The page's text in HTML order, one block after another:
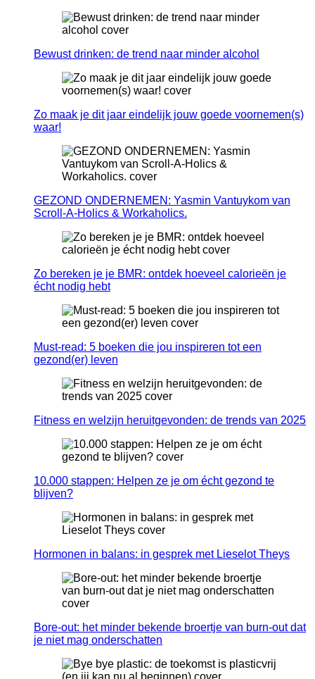
Bewust drinken: de trend naar minder alcohol
Zo maak je dit jaar eindelijk jouw goede voornemen(s)
waar!
GEZOND ONDERNEMEN: Yasmin Vantuykom van
Scroll-A-Holics & Workaholics.
Zo bereken je je BMR: ontdek hoeveel calorieën je
écht nodig hebt
Must-read: 5 boeken die jou inspireren tot een
gezond(er) leven
Fitness en welzijn heruitgevonden: de trends van 2025
10.000 stappen: Helpen ze je om écht gezond te
blijven?
Hormonen in balans: in gesprek met Lieselot Theys
Bore-out: het minder bekende broertje van burn-out dat
je niet mag onderschatten